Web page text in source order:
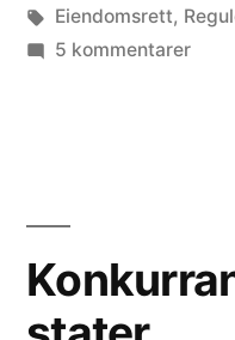
av
Stikkord:
Eiendomsrett,
5 kommentarertil